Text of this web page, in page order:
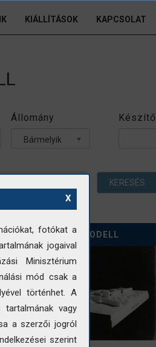
KIÁLLÍTÁSOK KAPCSOLAT
Állomány
Bármelyik
Készítő
KERESÉS
TISZA-HÍD MODELL
X
fotókat a
jogaival
Minisztérium
mód csak a
történhet. A
tartalmának vagy
a szerzői jogról
szerint